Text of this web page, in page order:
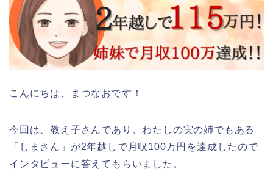
こんにちは、まつなおです！
今回は、教え子さんであり、わたしの実の姉でもある
「しまさん」が2年越しで月収100万円を達成したので
インタビューに答えてもらいました。